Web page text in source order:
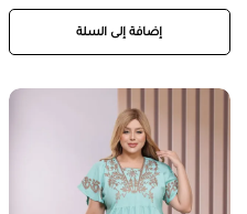
إضافة إلى السلة